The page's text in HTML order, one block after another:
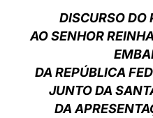
DISCURSO DO
AO SENHOR
DA REPÚBLICA
JUNTO DA
DA